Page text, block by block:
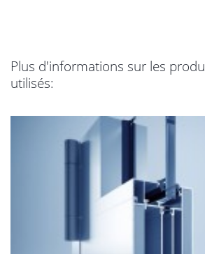
Plus d'informations sur les
utilisés: